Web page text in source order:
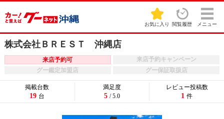
お気に入り 閲覧履歴 メニュー
株式会社ＢＲＥＳＴ 沖縄店
来店予約可
来店予約キャンペーン
グー鑑定加盟店
グー保証取扱店
掲載台数
19 台
満足度
5 / 5.0
レビュー投稿数
1 件